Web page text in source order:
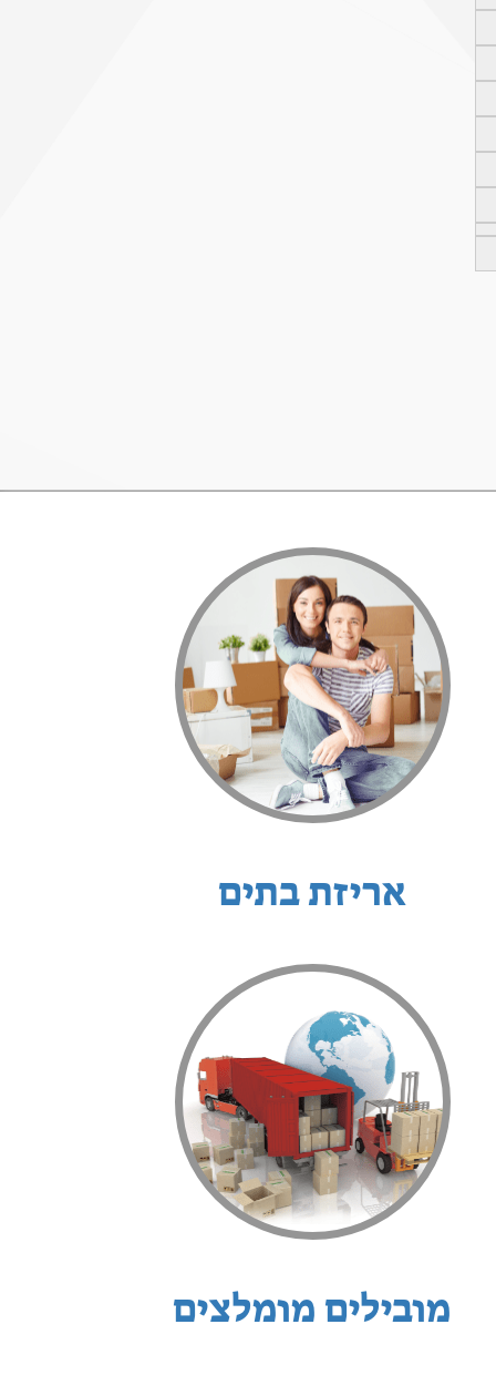
אריזת בתים
מובילים מומלצים